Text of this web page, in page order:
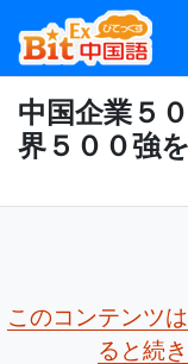
中国企業５
界５００強
このコンテンツ
ると続